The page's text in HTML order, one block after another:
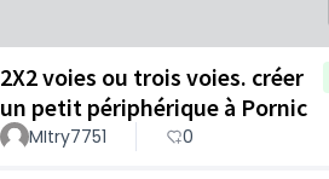
2X2 voies ou trois voies. créer
un petit périphérique à Pornic
MItry7751 0